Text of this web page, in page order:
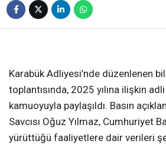
Karabük Adliyesi’nde düzenlenen
toplantısında, 2025 yılına ilişkin
kamuoyuyla paylaşıldı. Basın
Savcısı Oğuz Yılmaz, Cumhuriyet
yürüttüğü faaliyetlere dair verileri